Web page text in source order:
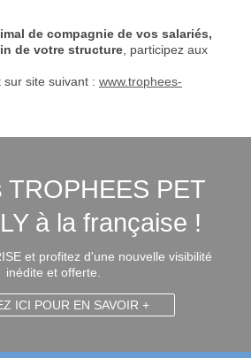
de compagnie de vos salariés,
de votre structure , participez aux
site suivant : www.trophees-
TROPHEES PET
à la française !
et profitez d'une nouvelle visibilité
inédite et offerte.
ICI POUR EN SAVOIR +